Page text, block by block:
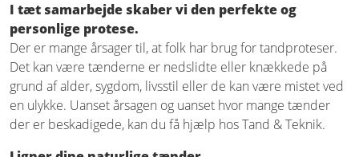
I tæt samarbejde skaber vi den perfekte og
personlige protese.
Der er mange årsager til, at folk har brug for tandproteser.
Det kan være tænderne er nedslidte eller knækkede på
grund af alder, sygdom, livsstil eller de kan være mistet ved
en ulykke. Uanset årsagen og uanset hvor mange tænder
der er beskadigede, kan du få hjælp hos Tand & Teknik.